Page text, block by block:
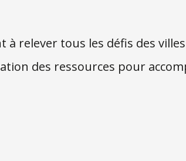
à relever tous les défis des
des ressources pour